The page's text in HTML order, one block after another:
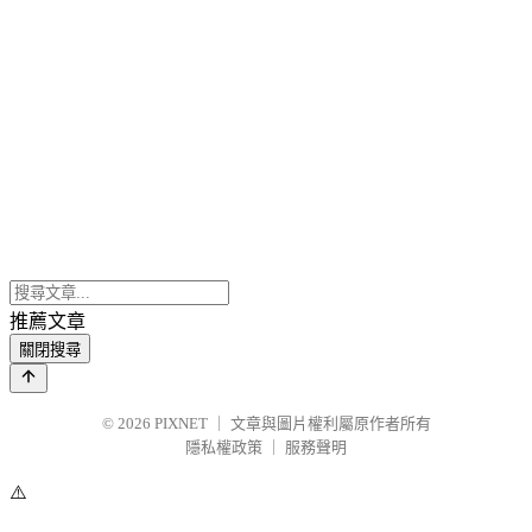
推薦文章
關閉搜尋
© 2026 PIXNET
文章與圖片權利屬原作者所有
隱私權政策
服務聲明
⚠️